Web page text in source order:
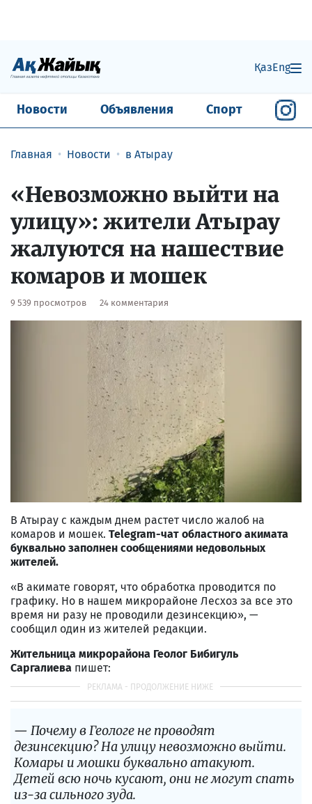
ҚазEng
Новости Объявления Спорт
Главная Новости в Атырау
«Невозможно выйти на
улицу»: жители Атырау
жалуются на нашествие
комаров и мошек
9 539 просмотров 24 комментария
В Атырау с каждым днем растет число жалоб на
комаров и мошек. Telegram-чат областного акимата
буквально заполнен сообщениями недовольных
жителей.
«В акимате говорят, что обработка проводится по
графику. Но в нашем микрорайоне Лесхоз за все это
время ни разу не проводили дезинсекцию», —
сообщил один из жителей редакции.
Жительница микрорайона Геолог Бибигуль
Саргалиева пишет:
— Почему в Геологе не проводят
дезинсекцию? На улицу невозможно выйти.
Комары и мошки буквально атакуют.
Детей всю ночь кусают, они не могут спать
из-за сильного зуда.